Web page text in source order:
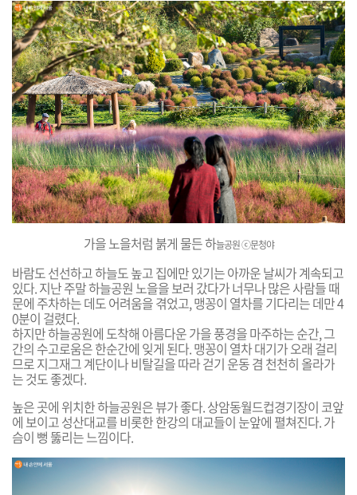
가을 노을처럼 붉게 물든 하늘공원ⓒ문청야
바람도 선선하고 하늘도 높고 집에만 있기는 아까운 날씨가 계속되고
있다. 지난 주말 하늘공원 노을을 보러 갔다가 너무나 많은 사람들 때
문에 주차하는 데도 어려움을 겪었고, 맹꽁이 열차를 기다리는 데만 4
0분이 걸렸다.
하지만 하늘공원에 도착해 아름다운 가을 풍경을 마주하는 순간, 그
간의 수고로움은 한순간에 잊게 된다. 맹꽁이 열차 대기가 오래 걸리
므로 지그재그 계단이나 비탈길을 따라 걷기 운동 겸 천천히 올라가
는 것도 좋겠다.
높은 곳에 위치한 하늘공원은 뷰가 좋다. 상암동월드컵경기장이 코앞
에 보이고 성산대교를 비롯한 한강의 대교들이 눈앞에 펼쳐진다. 가
슴이 뻥 뚫리는 느낌이다.